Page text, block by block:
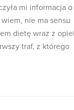
mi informacja o
nie ma sensu
dietę wraz z
traf, z którego